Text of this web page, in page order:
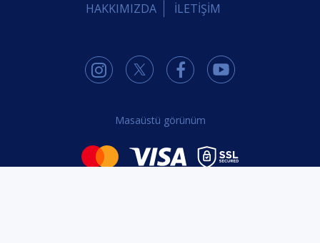
HAKKIMIZDA İLETİŞİM
Masaüstü görünüm